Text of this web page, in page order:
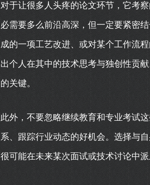
对于让很多人头疼的论文环节，它考
必需要多么前沿高深，但一定要紧密
成的一项工艺改进、或对某个工作流
出个人在其中的技术思考与独创性贡
的关键。
此外，不要忽略继续教育和专业考试
系、跟踪行业动态的好机会。选择与
很可能在未来某次面试或技术讨论中派